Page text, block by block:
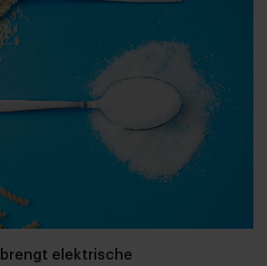
elektrische